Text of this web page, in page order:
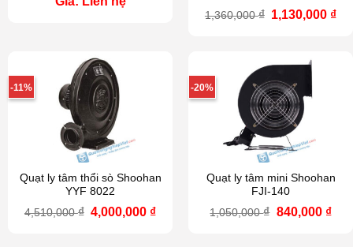
1,360,000₫ Giá
1,130,000 ₫
-11%
Quạt ly tâm thổi sò Shoohan
YYF 8022
4,510,000₫ Giá
4,000,000 ₫Giá
-20%
Quạt ly tâm mini Shoohan
FJI-140
1,050,000₫ Giá
840,000 ₫Giá